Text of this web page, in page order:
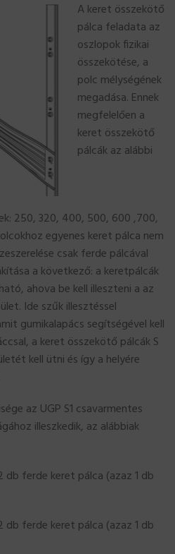
A keret összekötő
pálca feladata az
oszlopok fizikai
összekötése, a
polc mélységének
megadása. Ennek
megfelelően a
keret összekötő
pálcák az alábbi
250, 320, 400, 500, 600 ,700,
egyenes keret pálca nem
csak ferde pálcával
a következő: a keretpálcák
ahova be kell illeszteni a az
Ide szűk illesztéssel
gumikalapács segítségével kell
a keret összekötő pálcák S
kell ütni és így a helyére
az UGP S1 csavarmentes
illeszkedik, az alábbiak
ferde keret pálca (azaz 1 db
ferde keret pálca (azaz 1 db